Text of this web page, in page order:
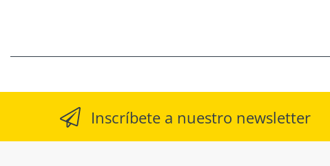
Inscríbete a nuestro newsletter